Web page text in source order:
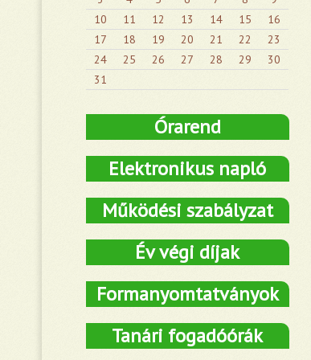
10
11 12 13 14 15
16
17
18 19 20 21 22
23
24
25 26 27 28 29
30
31
Órarend
Elektronikus napló
Működési szabályzat
Év végi díjak
Formanyomtatványok
Tanári fogadóórák